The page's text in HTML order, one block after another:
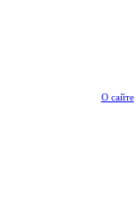
О сайте|